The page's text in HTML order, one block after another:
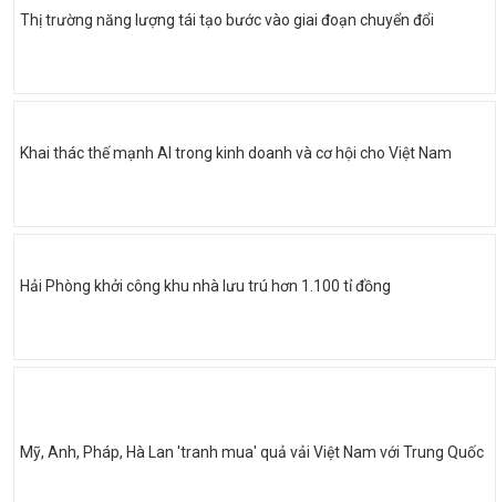
Thị trường năng lượng tái tạo bước vào giai đoạn chuyển đổi
Khai thác thế mạnh AI trong kinh doanh và cơ hội cho Việt Nam
Hải Phòng khởi công khu nhà lưu trú hơn 1.100 tỉ đồng
Mỹ, Anh, Pháp, Hà Lan 'tranh mua' quả vải Việt Nam với Trung Quốc